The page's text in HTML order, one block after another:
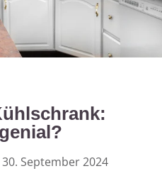
30. September 2024